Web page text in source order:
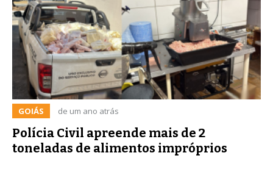
GOIÁS de um ano atrás
Polícia Civil apreende mais de 2
toneladas de alimentos impróprios